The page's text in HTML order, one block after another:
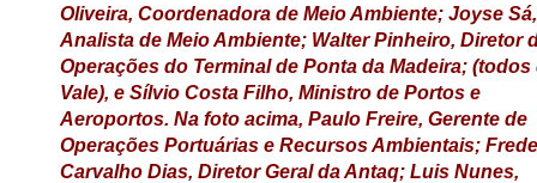
Oliveira, Coordenadora de Meio Ambiente; Joyse Sá,
Analista de Meio Ambiente; Walter Pinheiro, Diretor
Operações do Terminal de Ponta da Madeira; (todos
Vale), e Sílvio Costa Filho, Ministro de Portos e
Aeroportos. Na foto acima, Paulo Freire, Gerente de
Operações Portuárias e Recursos Ambientais;
Carvalho Dias, Diretor Geral da Antaq; Luis Nunes,